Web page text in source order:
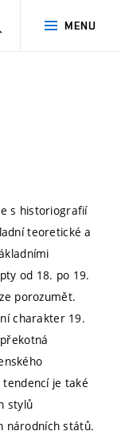
MENU
s historiografií
teoretické a
od 18. po 19.
porozumět.
charakter 19.
je také
stylů
národních států.